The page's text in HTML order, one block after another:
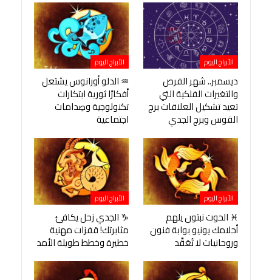
الأبراج اليوم
ديسمبر.. شهر الفرص
والتغيرات الفلكية التي
تعيد تشكيل العلاقات برج
القوس وبرج الجدي
الأبراج اليوم
♒ الدلو أورانوس يشتعل
أفكارًا ثورية ابتكارات
تكنولوجية وصِدامات
اجتماعية
الأبراج اليوم
♓ الحوت نبتون يلهم
أحلامك يونيو بوابة فنون
وروحانيات لا تُعَقَّد
الأبراج اليوم
♑ الجدي زحل يكافئ
مثابرتك! قفزات مهنية
خطيرة وخطط طويلة الأمد